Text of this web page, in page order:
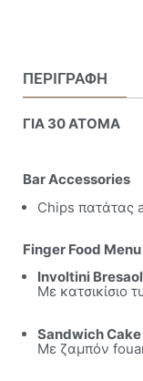
ΠΕΡΙΓΡΑΦΉ
ΓΙΑ 30 ΑΤΟΜΑ
Bar Accessories
Chips πατάτας
Finger Food Menu
Ιnvoltini
Με κατσικίσιο
Sandwich Cake
Mε ζαμπόν